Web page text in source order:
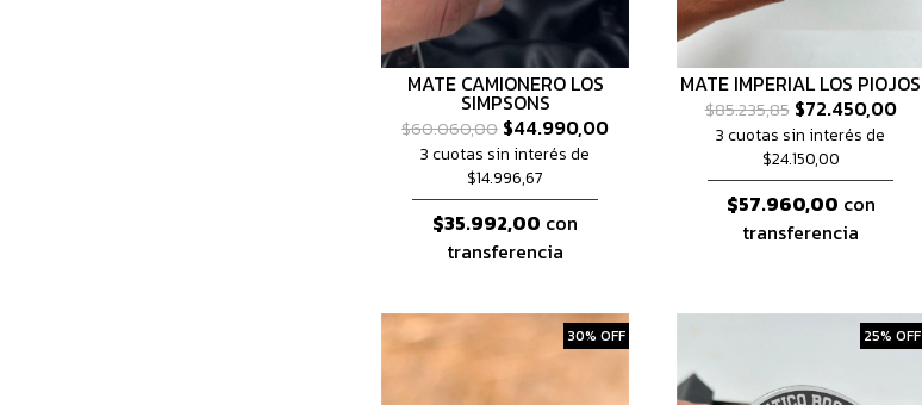
MATE CAMIONERO LOS
SIMPSONS
$60.060,00 $44.990,00
3 cuotas sin interés de
$14.996,67
$35.992,00 con
transferencia
MATE IMPERIAL LOS PIOJOS
$85.235,85$72.450,00
3 cuotas sin interés de
$24.150,00
$57.960,00 con
transferencia
30% OFF 25% OFF